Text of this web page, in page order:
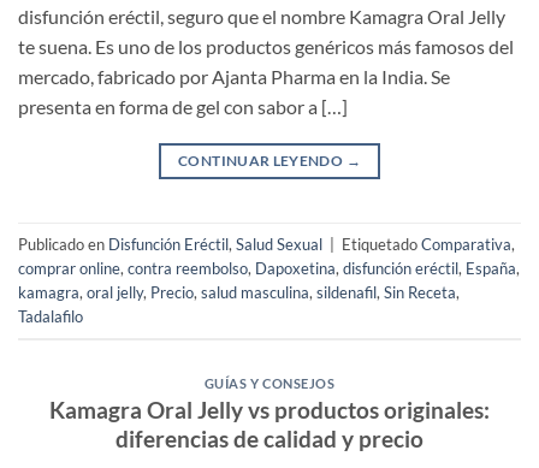
disfunción eréctil, seguro que el nombre Kamagra Oral Jelly
te suena. Es uno de los productos genéricos más famosos del
mercado, fabricado por Ajanta Pharma en la India. Se
presenta en forma de gel con sabor a […]
CONTINUAR LEYENDO →
Publicado en Disfunción Eréctil, Salud Sexual EtiquetadoComparativa,
comprar online, contra reembolso, Dapoxetina, disfunción eréctil, España,
kamagra, oral jelly, Precio, salud masculina, sildenafil, Sin Receta,
Tadalafilo
GUÍAS Y CONSEJOS
Kamagra Oral Jelly vs productos originales:
diferencias de calidad y precio